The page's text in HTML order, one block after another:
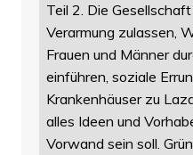
Teil 2. Die
Verarmung zulassen,
Frauen und Männer
einführen, soziale
Krankenhäuser zu
alles Ideen und
Vorwand sein soll.